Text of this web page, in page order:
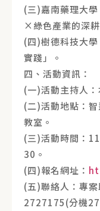
(三)嘉南藥理大
×綠色產業的深耕
(四)樹德科技大
實踐」。
四、活動資訊：
(一)活動主持人
(二)活動地點：
教室。
(三)活動時間：
30。
(四)報名網址：
(五)聯絡人：專
2727175(分機